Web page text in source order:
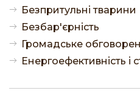
Безпритульні тварини
Безбар'єрність
Громадське
Енергоефективність і